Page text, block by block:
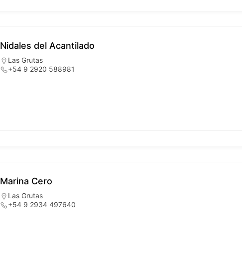
Nidales del Acantilado
Las Grutas
+54 9 2920 588981
Marina Cero
Las Grutas
+54 9 2934 497640